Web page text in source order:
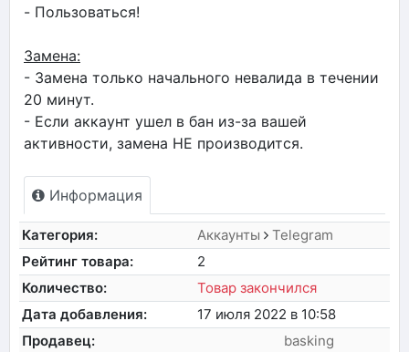
- Пользоваться!
Замена:
- Замена только начального невалида в течении
20 минут.
- Если аккаунт ушел в бан из-за вашей
активности, замена НЕ производится.
Информация
Категория: Аккаунты
Telegram
Рейтинг товара:
2
Количество:
Товар закончился
Дата добавления:
17 июля 2022 в 10:58
Продавец:
basking